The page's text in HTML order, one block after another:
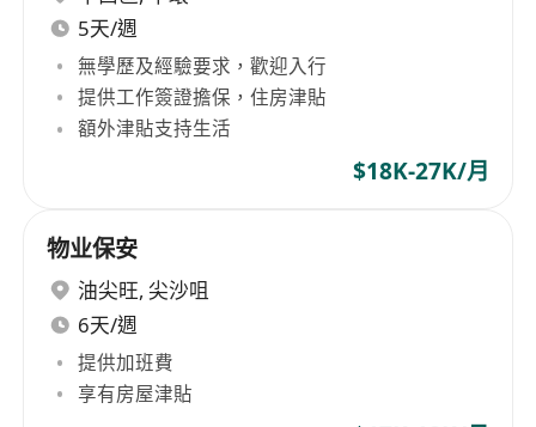
5天/週
無學歷及經驗要求，歡迎入行
提供工作簽證擔保，住房津貼
額外津貼支持生活
$18K-27K/月
物业保安
油尖旺, 尖沙咀
6天/週
提供加班費
享有房屋津貼